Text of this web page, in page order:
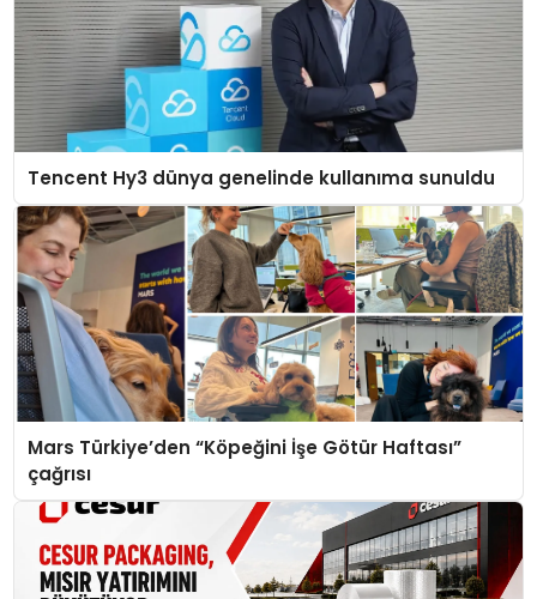
Tencent Hy3 dünya genelinde kullanıma sunuldu
Mars Türkiye’den “Köpeğini İşe Götür Haftası”
çağrısı